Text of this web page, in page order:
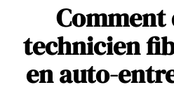
technicien
en auto-